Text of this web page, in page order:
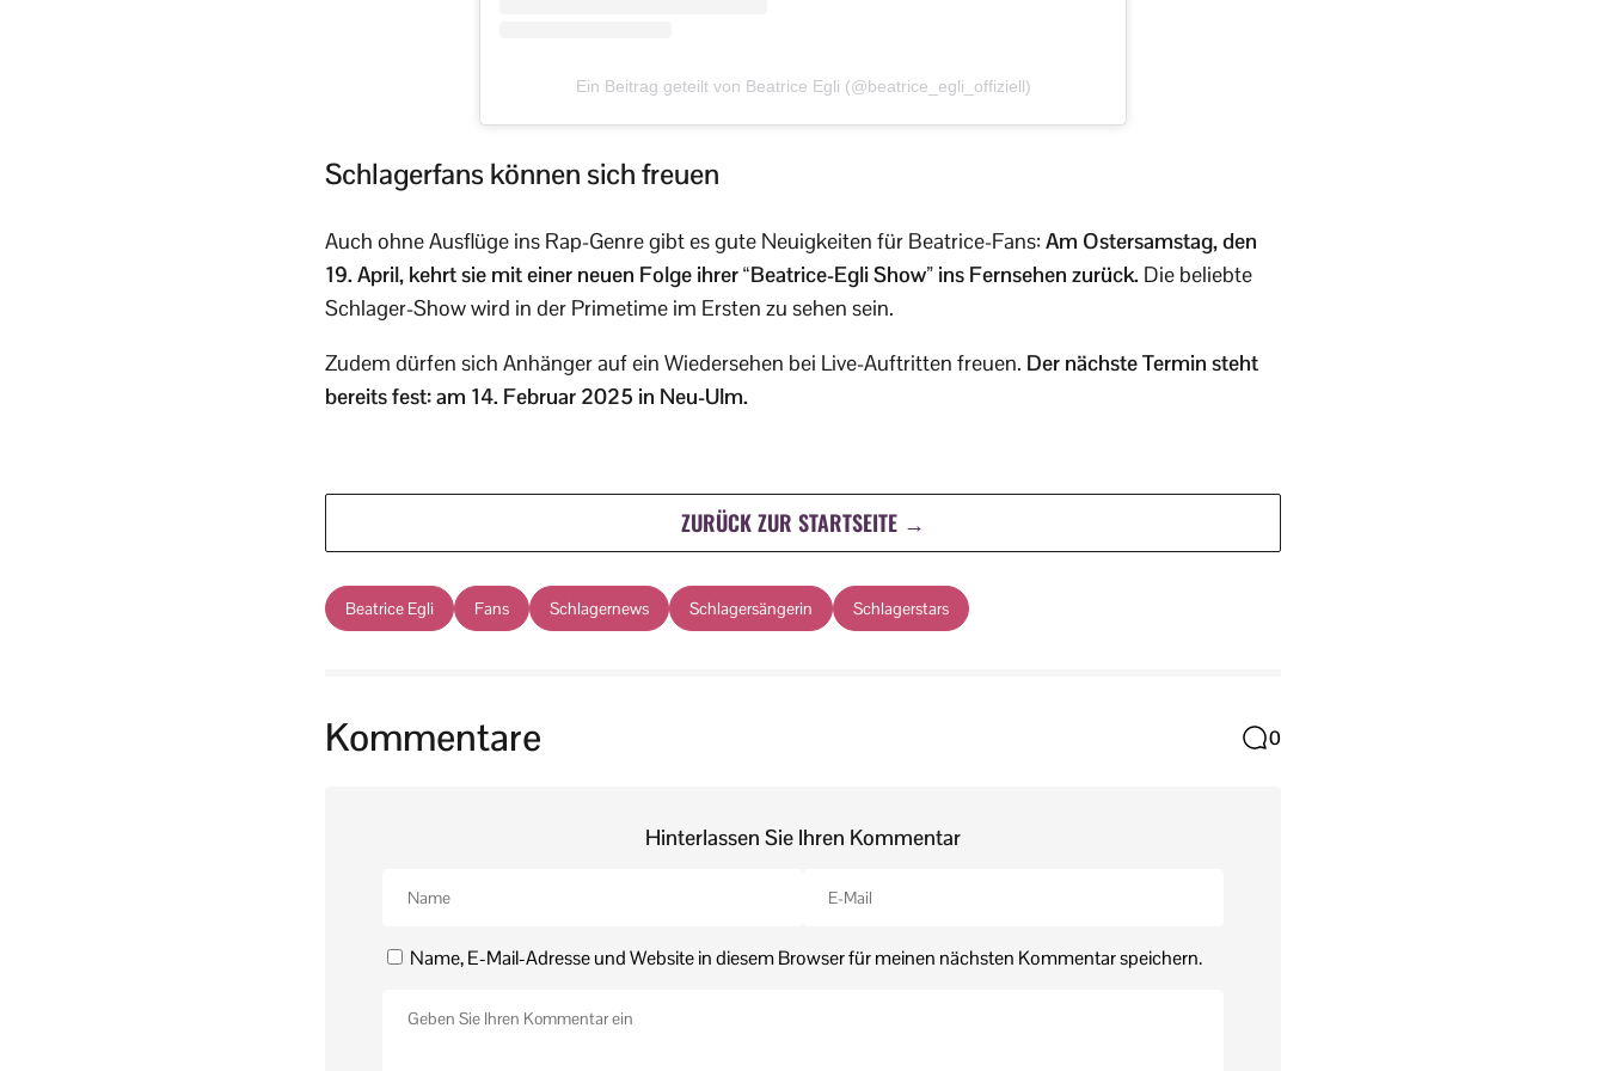
Ein Beitrag geteilt von Beatrice Egli (@beatrice_egli_offiziell)
Schlagerfans können sich freuen
Auch ohne Ausflüge ins Rap-Genre gibt es gute Neuigkeiten für Beatrice-Fans: Am Ostersamstag, den
19. April, kehrt sie mit einer neuen Folge ihrer “Beatrice-Egli Show” ins Fernsehen zurück. Die beliebte
Schlager-Show wird in der Primetime im Ersten zu sehen sein.
Zudem dürfen sich Anhänger auf ein Wiedersehen bei Live-Auftritten freuen. Der nächste Termin steht
bereits fest: am 14. Februar 2025 in Neu-Ulm.
ZURÜCK ZUR STARTSEITE →
Beatrice Egli Fans Schlagernews Schlagersängerin Schlagerstars
Kommentare 0
Hinterlassen Sie Ihren Kommentar
Name, E-Mail-Adresse und Website in diesem Browser für meinen nächsten Kommentar speichern.